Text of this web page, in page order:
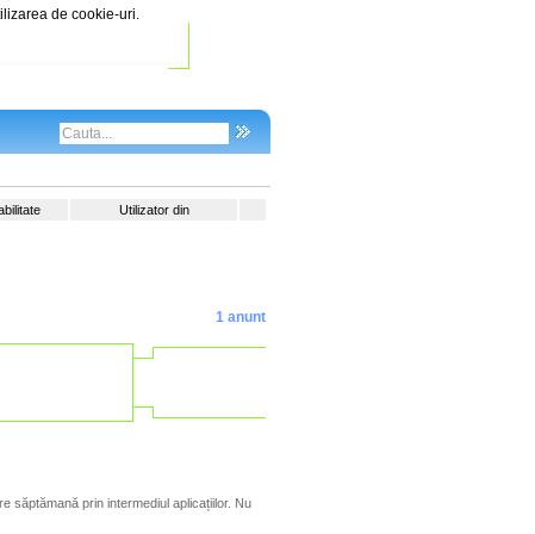
de cookie-uri.
Utilizator din
1 anunt
săptămană prin intermediul aplicațiilor. Nu